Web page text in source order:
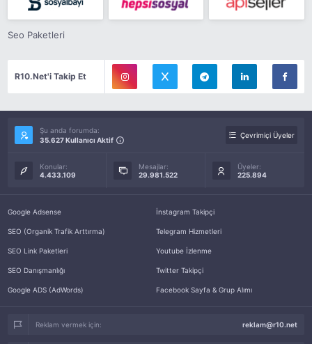
Seo Paketleri
R10.Net'i Takip Et
Şu anda forumda:
35.627 Kullanıcı Aktif
Çevrimiçi Üyeler
Konular:
4.433.109
Mesajlar:
29.981.522
Üyeler:
225.894
Google Adsense
SEO (Organik Trafik Arttırma)
SEO Link Paketleri
SEO Danışmanlığı
Google ADS (AdWords)
İnstagram Takipçi
Telegram Hizmetleri
Youtube İzlenme
Twitter Takipçi
Facebook Sayfa & Grup Alımı
Reklam vermek için: reklam@r10.net